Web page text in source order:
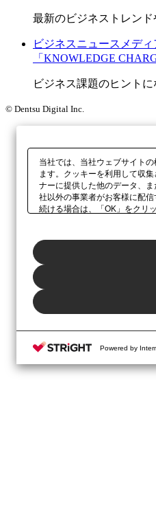
最新のビジネストレン
ビジネスニュースメディ
「KNOWLEDGE
ビジネス課題のヒント
© Dentsu Digital Inc.
当社では、当社ウェブサイト
ます。クッキーを利用して収
ナーに提供した他のデータ、
社以外の事業者がお客様に配
続ける場合は、「OK」をクリ
Powered by